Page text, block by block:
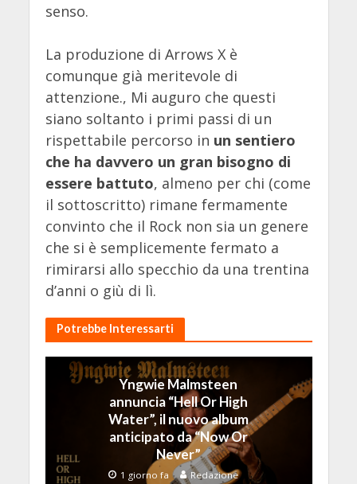
senso.
La produzione di Arrows X è
comunque già meritevole di
attenzione., Mi auguro che questi
siano soltanto i primi passi di un
rispettabile percorso in un sentiero
che ha davvero un gran bisogno di
essere battuto, almeno per chi (come
il sottoscritto) rimane fermamente
convinto che il Rock non sia un genere
che si è semplicemente fermato a
rimirarsi allo specchio da una trentina
d’anni o giù di lì.
Potrebbe Interessarti
Yngwie Malmsteen
annuncia “Hell Or High
Water”, il nuovo album
anticipato da “Now Or
Never”
1 giorno fa Redazione